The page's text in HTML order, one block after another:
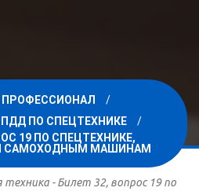
ПО СПЕЦТЕХНИКЕ
19 ПО СПЕЦТЕХНИКЕ,
САМОХОДНЫМ МАШИНАМ
- Билет 32, вопрос 19 по